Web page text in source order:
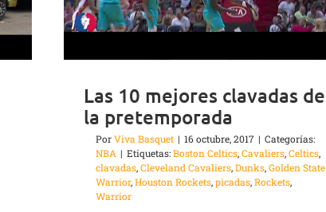
Las 10 mejores clavadas de
la pretemporada
PorViva Basquet | 16 octubre, 2017 | Categorías:
NBA | Etiquetas:Boston Celtics,Cavaliers,Celtics,
clavadas,Cleveland Cavaliers,Dunks,Golden State
Warrior,Houston Rockets,picadas,Rockets,
Warrior